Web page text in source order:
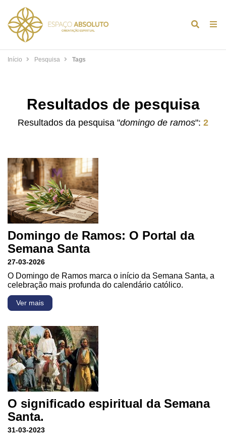
de
Início Pesquisa Tags
Resultados de pesquisa
Resultados da pesquisa "domingo de ramos": 2
Domingo de Ramos: O Portal da
Semana Santa
27-03-2026
O Domingo de Ramos marca o início da Semana Santa, a
celebração mais profunda do calendário católico.
Ver mais
O significado espiritual da Semana
Santa.
31-03-2023